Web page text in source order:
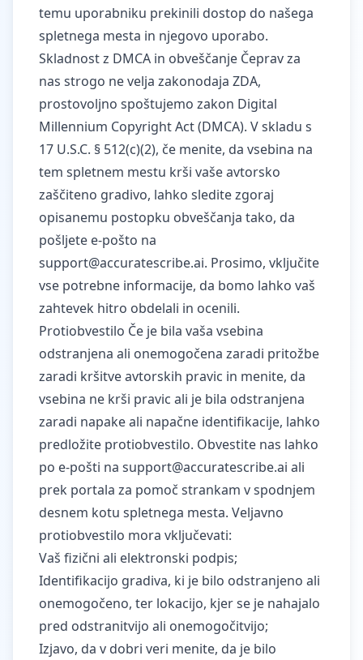
temu uporabniku prekinili dostop do našega
spletnega mesta in njegovo uporabo.
Skladnost z DMCA in obveščanje Čeprav za
nas strogo ne velja zakonodaja ZDA,
prostovoljno spoštujemo zakon Digital
Millennium Copyright Act (DMCA). V skladu s
17 U.S.C. § 512(c)(2), če menite, da vsebina na
tem spletnem mestu krši vaše avtorsko
zaščiteno gradivo, lahko sledite zgoraj
opisanemu postopku obveščanja tako, da
pošljete e-pošto na
support@accuratescribe.ai. Prosimo, vključite
vse potrebne informacije, da bomo lahko vaš
zahtevek hitro obdelali in ocenili.
Protiobvestilo Če je bila vaša vsebina
odstranjena ali onemogočena zaradi pritožbe
zaradi kršitve avtorskih pravic in menite, da
vsebina ne krši pravic ali je bila odstranjena
zaradi napake ali napačne identifikacije, lahko
predložite protiobvestilo. Obvestite nas lahko
po e-pošti na support@accuratescribe.ai ali
prek portala za pomoč strankam v spodnjem
desnem kotu spletnega mesta. Veljavno
protiobvestilo mora vključevati:
Vaš fizični ali elektronski podpis;
Identifikacijo gradiva, ki je bilo odstranjeno ali
onemogočeno, ter lokacijo, kjer se je nahajalo
pred odstranitvijo ali onemogočitvijo;
Izjavo, da v dobri veri menite, da je bilo